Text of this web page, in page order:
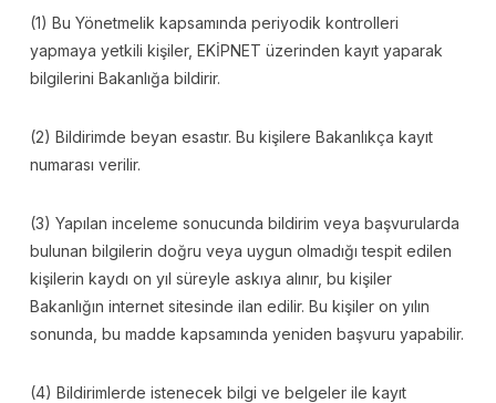
(1) Bu Yönetmelik kapsamında periyodik kontrolleri
yapmaya yetkili kişiler, EKİPNET üzerinden kayıt yaparak
bilgilerini Bakanlığa bildirir.
(2) Bildirimde beyan esastır. Bu kişilere Bakanlıkça kayıt
numarası verilir.
(3) Yapılan inceleme sonucunda bildirim veya başvurularda
bulunan bilgilerin doğru veya uygun olmadığı tespit edilen
kişilerin kaydı on yıl süreyle askıya alınır, bu kişiler
Bakanlığın internet sitesinde ilan edilir. Bu kişiler on yılın
sonunda, bu madde kapsamında yeniden başvuru yapabilir.
(4) Bildirimlerde istenecek bilgi ve belgeler ile kayıt